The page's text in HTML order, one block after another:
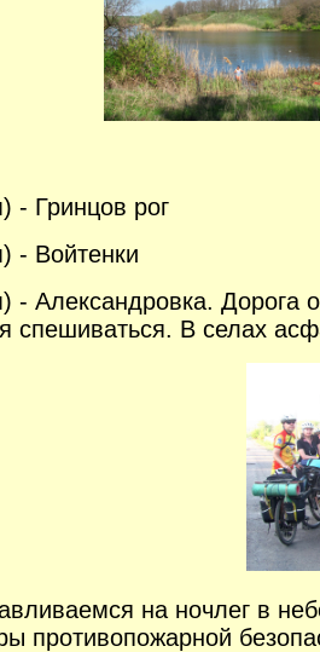
Гринцов рог
Войтенки
Дорога
спешиваться. В селах
на ночлег в
противопожарной